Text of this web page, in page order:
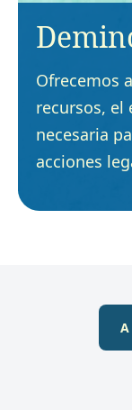
Ofrecemos
recursos, el
necesaria
acciones